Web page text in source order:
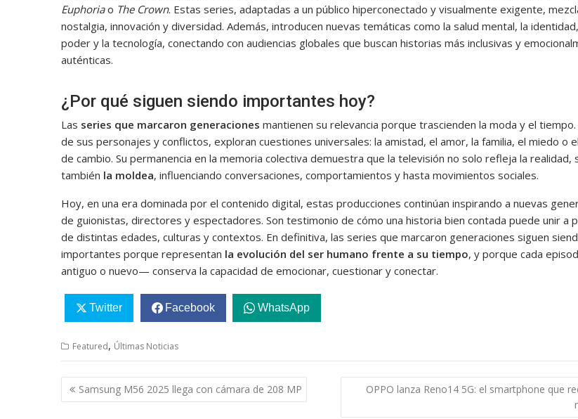
Euphoriao The Crown. Estas series, adaptadas a un público hiperconectado y visualmente exigente,
nostalgia, innovación y diversidad. Además, introducen nuevas temáticas como la salud mental, la
poder y la tecnología, conectando con audiencias globales que buscan historias más inclusivas y
auténticas.
¿Por qué siguen siendo importantes hoy?
Las series que marcaron generaciones mantienen su relevancia porque trascienden la moda y el
de sus personajes y conflictos, exploran cuestiones universales: la amistad, el amor, la familia, el miedo o
de cambio. Su permanencia en la memoria colectiva demuestra que la televisión no solo refleja la realidad,
también la moldea, influenciando conversaciones, comportamientos y hasta movimientos sociales.
Hoy, en una era dominada por el contenido digital, estas producciones continúan inspirando a nuevas
de guionistas, directores y espectadores. Son testimonio de cómo una historia bien contada puede unir a
de distintas edades, culturas y contextos. En definitiva, las series que marcaron generaciones siguen
importantes porque representan la evolución del ser humano frente a su tiempo, y porque cada
antiguo o nuevo— conserva la capacidad de emocionar, cuestionar y conectar.
Twitter Facebook WhatsApp
Featured, Últimas Noticias
Navegación
de
Samsung M56 2025 llega con cámara de 208 MP
OPPO lanza Reno14 5G: el smartphone que